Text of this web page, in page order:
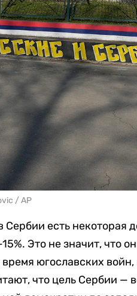
/ AP
Сербии есть некоторая
Это не значит, что
югославских
что цель Сербии —